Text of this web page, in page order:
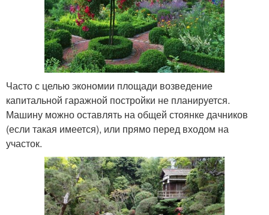
Часто с целью экономии площади возведение
капитальной гаражной постройки не планируется.
Машину можно оставлять на общей стоянке дачников
(если такая имеется), или прямо перед входом на
участок.